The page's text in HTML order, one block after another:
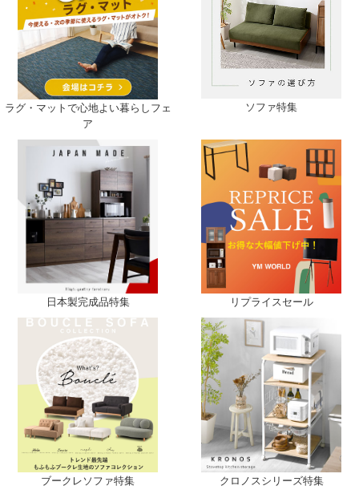
ラグ・マットで心地よい暮らしフェ
ア
ソファ特集
日本製完成品特集 リプライスセール
ブークレソファ特集 クロノスシリーズ特集